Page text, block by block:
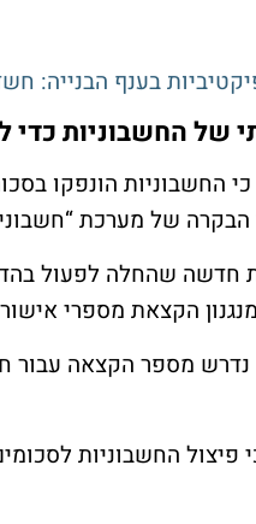
בענף הבנייה: חשד
של החשבוניות כדי
הבקרה של מערכת
חדשה שהחלה לפעול
הקצאת מספרי